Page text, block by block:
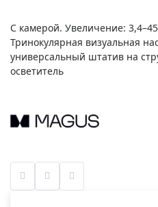
С камерой. Увеличение:
Тринокулярная визуальная
универсальный штатив на
осветитель